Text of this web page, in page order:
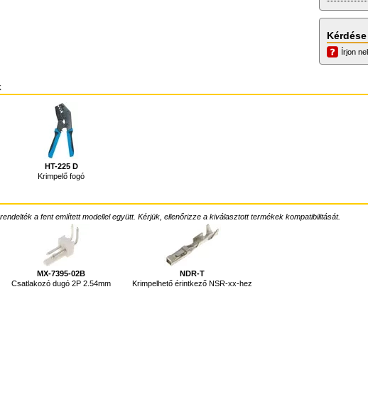
Írjon
HT-225 D
Krimpelő fogó
a fent említett modellel együtt. Kérjük, ellenőrizze a kiválasztott termékek kompatibilitását.
MX-7395-02B
Csatlakozó dugó 2P 2.54mm
NDR-T
Krimpelhető érintkező NSR-xx-hez